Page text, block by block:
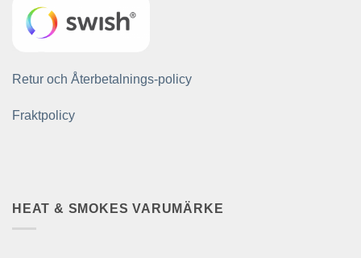
Retur och Återbetalnings-policy
Fraktpolicy
HEAT & SMOKES VARUMÄRKE